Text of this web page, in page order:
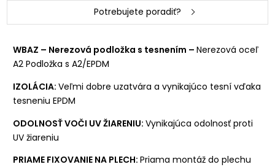
Potrebujete poradiť?
WBAZ – Nerezová podložka s tesnením –Nerezová oceľ
A2 Podložka s A2/EPDM
IZOLÁCIA:Veľmi dobre uzatvára a vynikajúco tesní vďaka
tesneniu EPDM
ODOLNOSŤ VOČI UV ŽIARENIU:Vynikajúca odolnosť proti
UV žiareniu
PRIAME FIXOVANIE NA PLECH:Priama montáž do plechu